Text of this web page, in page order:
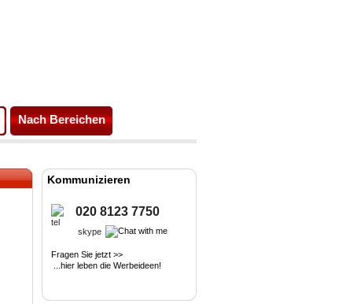
Nach Bereichen
Kommunizieren
020 8123 7750
skype
Fragen Sie jetzt >>
...hier leben die Werbeideen!